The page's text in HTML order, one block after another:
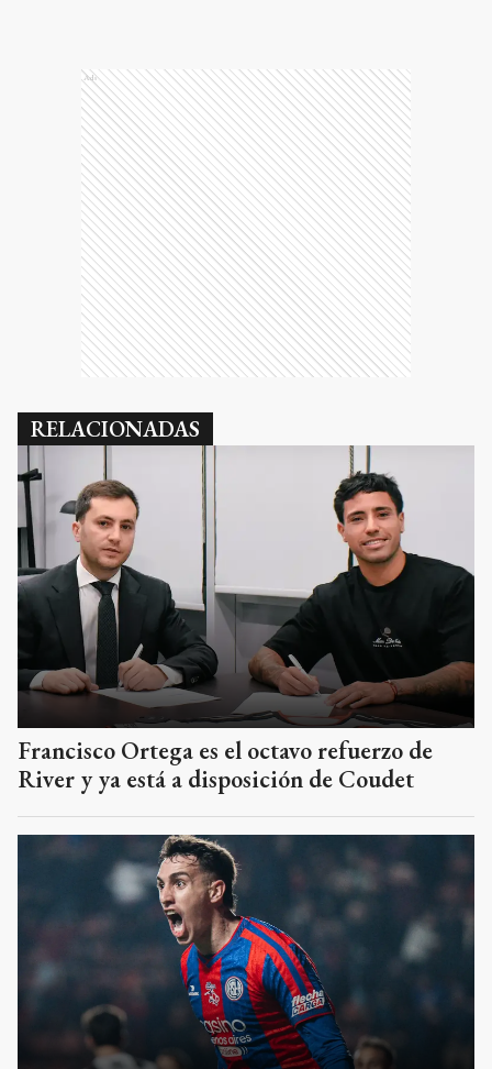
Ads
RELACIONADAS
Francisco Ortega es el octavo refuerzo de
River y ya está a disposición de Coudet